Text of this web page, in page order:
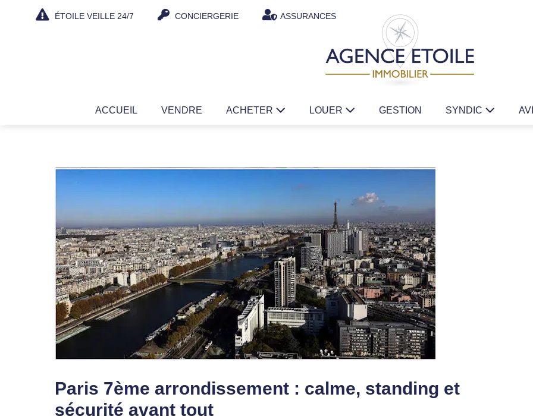
ÉTOILE VEILLE 24/7 CONCIERGERIE ASSURANCES
ACCUEIL VENDRE ACHETER LOUER GESTION SYNDIC
Paris 7ème arrondissement : calme, standing et
sécurité avant tout